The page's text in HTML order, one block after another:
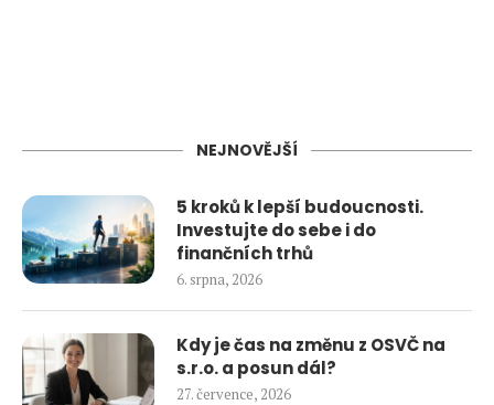
NEJNOVĚJŠÍ
5 kroků k lepší budoucnosti.
Investujte do sebe i do
finančních trhů
6. srpna, 2026
Kdy je čas na změnu z OSVČ na
s.r.o. a posun dál?
27. července, 2026